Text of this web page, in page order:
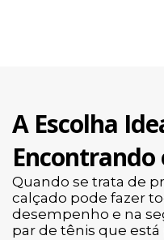
A Escolha
Encontrando
Quando se trata de
calçado pode fazer
desempenho e na
par de tênis que